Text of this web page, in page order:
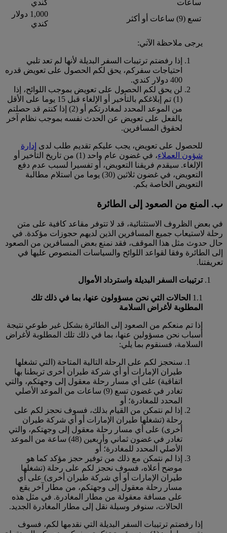
ساعات
كندي
تسع (9) ساعات أو أكثر
1,000 دولار
كندي
يرجى ملاحظة الآتي:
إذا رفضتم ترتيبات السفر البديلة لأنها لم تعد تلبي
احتياجات سفركم، يحق لكم الحصول على تعويض قدره
400 دولار كندي.
لن يحق لكم الحصول على تعويض بموجب اللوائح، إذا
(1) تم إبلاغكم بالتأخير أو الإلغاء قبل 15 يوما على الأقل
من الموعد المحدد لمغادرتكم أو (2) إذا كنتم قد حصلتم
بالفعل على تعويض عن الحدث نفسه بموجب نظام آخر
لحقوق المسافرين.
للحصول على تعويض، يجب عليكم تقديم طلب لدى إدارة
شؤون العملاء
، في غضون عام واحد (1) من تاريخ التأخير أو
الإلغاء. سيقدم فريقنا التعويض، أو تفسيرا لسبب عدم دفع
التعويض، في غضون ثلاثين (30) يوما من استلام مطالبة
التعويض الخاصة بكم.
ب. المنع من الصعود إلى الطائرة
في بعض الظروف الاستثنائية، قد لا تتوفر مقاعد كافية على متن
رحلة لاستيعاب جميع المسافرين الذين لديهم حجوزات مؤكدة. في
حال حدوث مثل هذا الموقف، فقد نمنع بعض المسافرين من الصعود
إلى الطائرة وفقا لقواعد اللوائح والسياسات المنصوص عليها في
تعريفتنا.
ترتيبات السفر البديلة واسترداد الأموال
1.1 الحالات التي نحن مسؤولون عنها، بما في ذلك تلك
المطلوبة لأغراض السلامة
إذا تم منعكم من الصعود إلى الطائرة بشكل غير طوعي نتيجة
أسباب نحن مسؤولين عنها، بما في ذلك تلك المطلوبة لأغراض
السلامة، فسنقوم بما يلي:
سنحجز لكم على الرحلة التالية المتاحة (التي تشغلها
طيران الإمارات أو أي شركة طيران أخرى تربطنا بها
اتفاقية) على أي مسار رحلة معقول إلى وجهتكم، والتي
تغادر في غضون تسع (9) ساعات من الموعد الأصلي
المحدد للمغادرة؛ أو
إذا لم نتمكن من القيام بذلك، فسوف نحجز لكم على
رحلة (تشغلها طيران الإمارات أو أي شركة طيران
أخرى) على أي مسار رحلة معقول إلى وجهتكم، والتي
تغادر في غضون ثماني وأربعين (48) ساعة من الموعد
الأصلي المحدد للمغادرة؛ أو
إذا لم نتمكن مع ذلك من توفير حجز مؤكد كما هو
موضح أعلاه، فسوف نحجز لكم على رحلة (تشغلها
طيران الإمارات أو أي شركة طيران أخرى) على أي
مسار رحلة معقول إلى وجهتكم، من مطار آخر يقع
على مسافة معقولة من مطار المغادرة. في مثل هذه
الحالات، سنوفر وسيلة نقل إلى مطار المغادرة الجديد.
إذا رفضتم ترتيبات السفر البديلة التي نقدمها لكم، فسوف